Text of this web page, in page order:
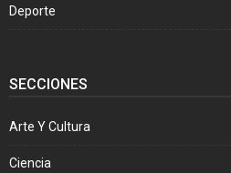
Deporte
SECCIONES
Arte Y Cultura
Ciencia